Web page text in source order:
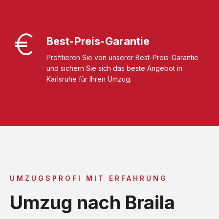
Best-Preis-Garantie
Profitieren Sie von unserer Best-Preis-Garantie
und sichern Sie sich das beste Angebot in
Karlsruhe für Ihren Umzug.
UMZUGSPROFI MIT ERFAHRUNG
Umzug nach Braila